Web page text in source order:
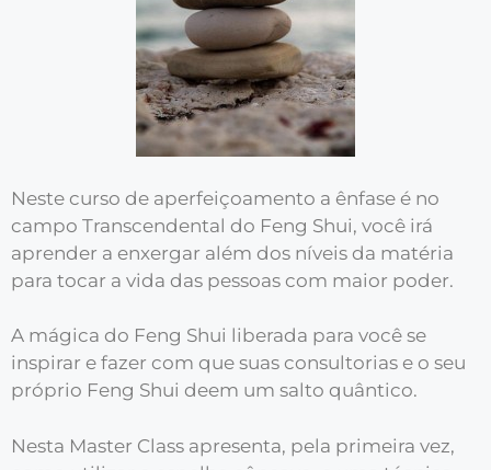
Neste curso de aperfeiçoamento a ênfase é no
campo Transcendental do Feng Shui, você irá
aprender a enxergar além dos níveis da matéria
para tocar a vida das pessoas com maior poder.
A mágica do Feng Shui liberada para você se
inspirar e fazer com que suas consultorias e o seu
próprio Feng Shui deem um salto quântico.
Nesta Master Class apresenta, pela primeira vez,